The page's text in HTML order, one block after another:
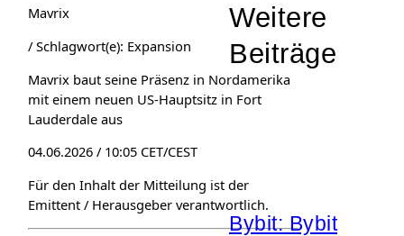
Mavrix
/ Schlagwort(e): Expansion
Mavrix baut seine Präsenz in Nordamerika
mit einem neuen US-Hauptsitz in Fort
Lauderdale aus
04.06.2026 / 10:05 CET/CEST
Für den Inhalt der Mitteilung ist der
Emittent / Herausgeber verantwortlich.
Weitere
Beiträge
Bybit: Bybit